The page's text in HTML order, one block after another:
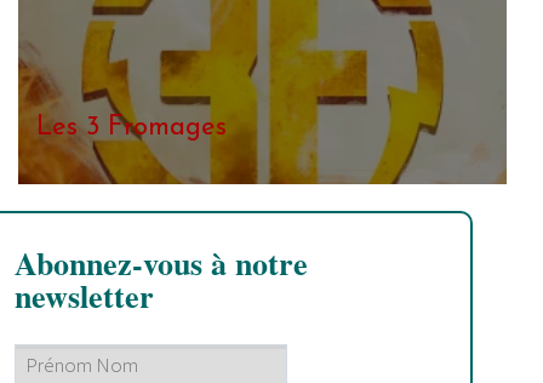
Les 3 Fromages
Abonnez-vous à notre
newsletter